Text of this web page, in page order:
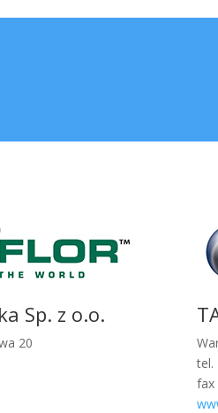
Sp. z o.o.
20
tel.
fax